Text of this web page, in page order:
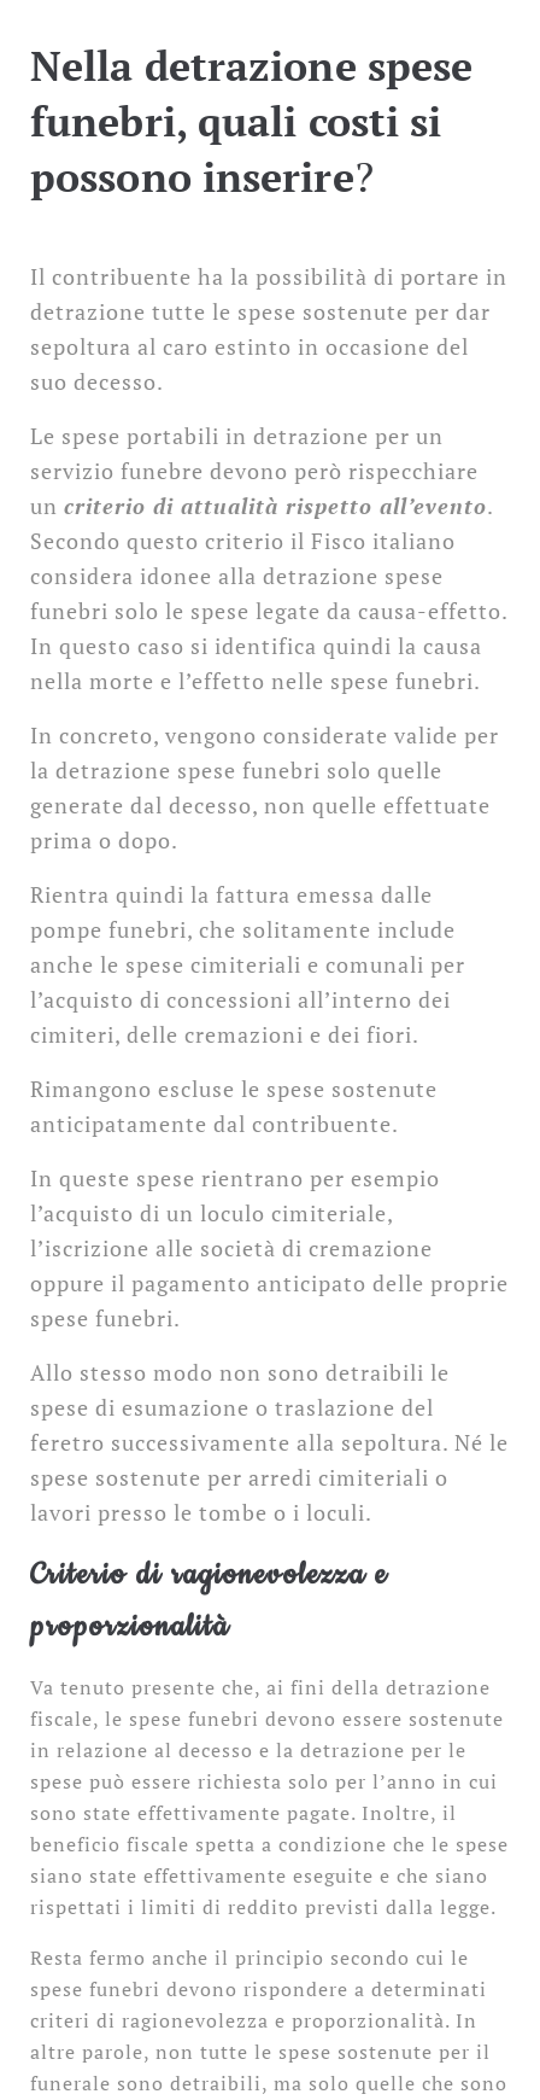
Nella detrazione spese
funebri, quali costi si
possono inserire?
Il contribuente ha la possibilità di portare in
detrazione tutte le spese sostenute per dar
sepoltura al caro estinto in occasione del
suo decesso.
Le spese portabili in detrazione per un
servizio funebre devono però rispecchiare
un criterio di attualità rispetto all’evento.
Secondo questo criterio il Fisco italiano
considera idonee alla detrazione spese
funebri solo le spese legate da causa-effetto.
In questo caso si identifica quindi la causa
nella morte e l’effetto nelle spese funebri.
In concreto, vengono considerate valide per
la detrazione spese funebri solo quelle
generate dal decesso, non quelle effettuate
prima o dopo.
Rientra quindi la fattura emessa dalle
pompe funebri, che solitamente include
anche le spese cimiteriali e comunali per
l’acquisto di concessioni all’interno dei
cimiteri, delle cremazioni e dei fiori.
Rimangono escluse le spese sostenute
anticipatamente dal contribuente.
In queste spese rientrano per esempio
l’acquisto di un loculo cimiteriale,
l’iscrizione alle società di cremazione
oppure il pagamento anticipato delle proprie
spese funebri.
Allo stesso modo non sono detraibili le
spese di esumazione o traslazione del
feretro successivamente alla sepoltura. Né le
spese sostenute per arredi cimiteriali o
lavori presso le tombe o i loculi.
Criterio di ragionevolezza e
proporzionalità
Va tenuto presente che, ai fini della detrazione
fiscale, le spese funebri devono essere sostenute
in relazione al decesso e la detrazione per le
spese può essere richiesta solo per l’anno in cui
sono state effettivamente pagate. Inoltre, il
beneficio fiscale spetta a condizione che le spese
siano state effettivamente eseguite e che siano
rispettati i limiti di reddito previsti dalla legge.
Resta fermo anche il principio secondo cui le
spese funebri devono rispondere a determinati
criteri di ragionevolezza e proporzionalità. In
altre parole, non tutte le spese sostenute per il
funerale sono detraibili, ma solo quelle che sono